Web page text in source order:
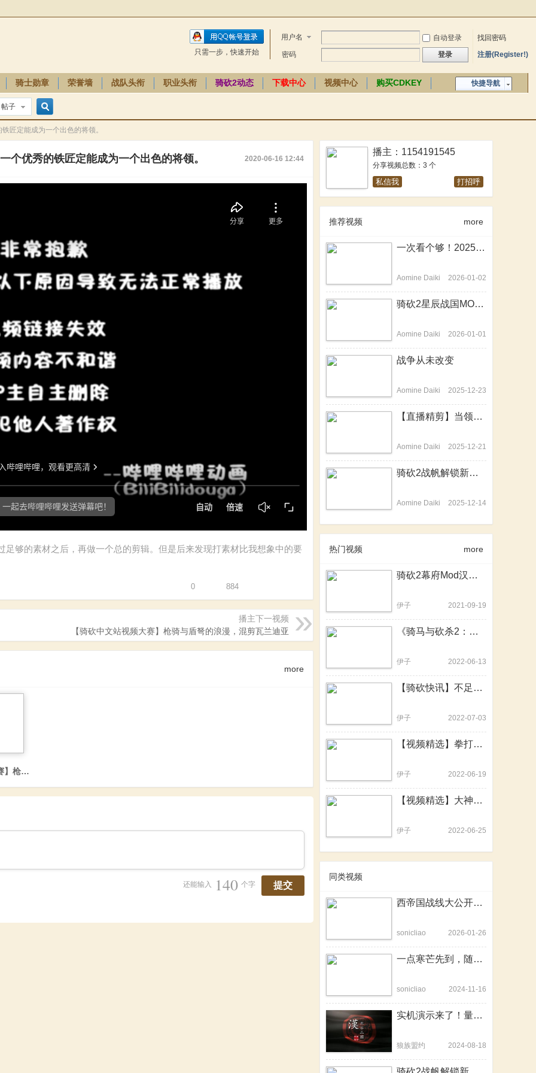
用户名 自动登录
找回密码
密码
登录 注册(Register!)
只需一步，快速开始
快捷导航
骑士勋章 荣誉墙 战队头衔 职业头衔 骑砍2动态 下载中心 视频中心
购买CDKEY
帖子
匠定能成为一个出色的将领。
个优秀的铁匠定能成为一个出色的将领。 2020-06-16 12:44
够的素材之后，再做一个总的剪辑。但是后来发现打素材比我想象中的要
0 884
播主下一视频
【骑砍中文站视频大赛】枪骑与盾弩的浪漫，混剪瓦兰迪亚
more
自述
枪骑与盾弩的浪漫，混剪瓦兰迪亚
还能输入 140 个字 提交
播主：1154191545
分享视频总数：3 个
私信我 打招呼
推荐视频 more
一次看个够！2025年骑砍2MOD大盘点！
Aomine Daiki 2026-01-02
骑砍2星辰战国MOD-开篇历史背景介绍动画来啦！
Aomine Daiki 2026-01-01
战争从未改变
Aomine Daiki 2025-12-23
【直播精剪】当领主不易，站站在哭泣
Aomine Daiki 2025-12-21
骑砍2战帆解锁新技能，隐身战场变杀神
Aomine Daiki 2025-12-14
热门视频 more
骑砍2幕府Mod汉化版发布！速速来战！一统日本幕府乱世！
伊子 2021-09-19
《骑马与砍杀2：霸主》e1.8.0更新日志重点解读
伊子 2022-06-13
【骑砍快讯】不足100KB的硬核MOD！一个更比九个强
伊子 2022-07-03
【视频精选】拳打混沌怪，脚踢吸血鬼！骑砍2战锤MOD中文版
伊子 2022-06-19
【视频精选】大神用骑砍2重制了20年前的骑砍前身，骑砍2战团可提上日程？
伊子 2022-06-25
同类视频
西帝国战线大公开！《卡拉迪亚演义》第20集【骑砍2动画电影】
sonicliao 2026-01-26
一点寒芒先到，随后枪出如龙！
sonicliao 2024-11-16
实机演示来了！量大管够，独家爆料《衣谷三国》最新测试内容
狼族盟约 2024-08-18